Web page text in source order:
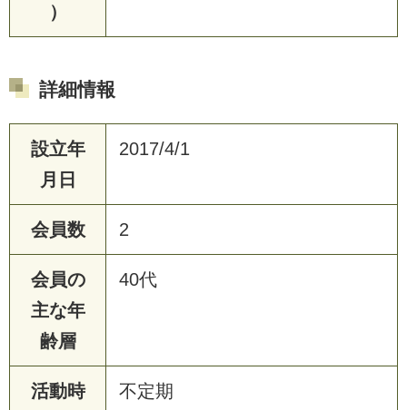
）
詳細情報
設立年
月日
2017/4/1
会員数 2
会員の
主な年
齢層
40代
活動時
不定期